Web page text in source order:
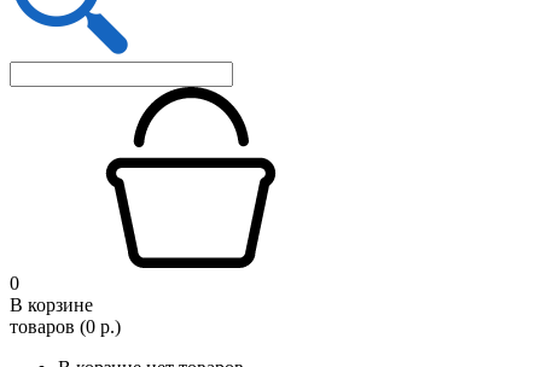
0
В корзине
товаров (0 р.)